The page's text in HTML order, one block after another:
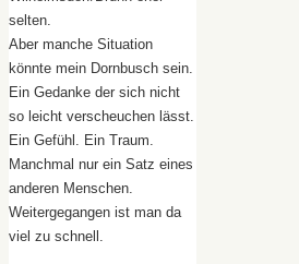
selten.
Aber manche Situation
könnte mein Dornbusch sein.
Ein Gedanke der sich nicht
so leicht verscheuchen lässt.
Ein Gefühl. Ein Traum.
Manchmal nur ein Satz eines
anderen Menschen.
Weitergegangen ist man da
viel zu schnell.